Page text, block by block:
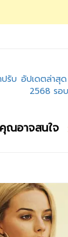
รับ อัปเดตล่าสุ
2568 รอ
ณอาจสนใจ